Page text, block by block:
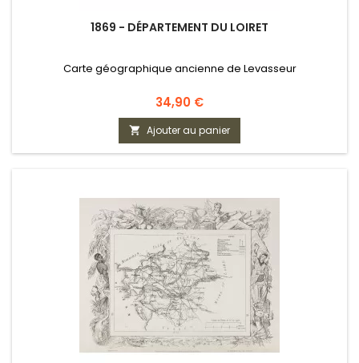
1869 - DÉPARTEMENT DU LOIRET
Carte géographique ancienne de Levasseur
Prix
34,90 €
 Ajouter au panier